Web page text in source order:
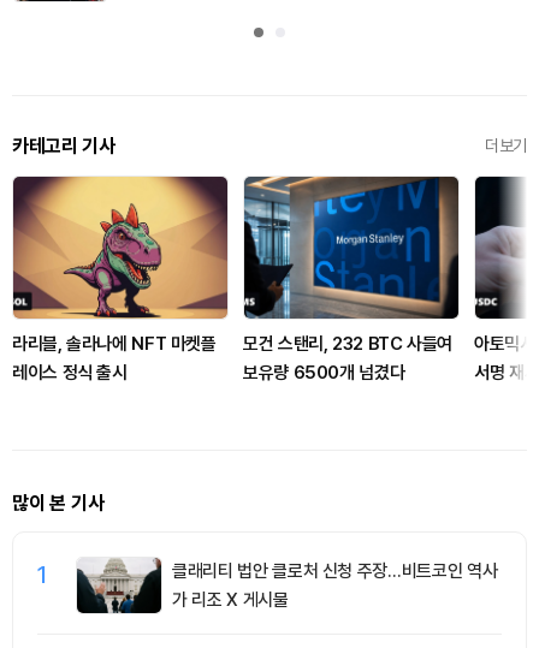
카테고리 기사 더보기
라리블, 솔라나에 NFT 마켓플
레이스 정식 출시
모건 스탠리, 232 BTC 사들여
보유량 6500개 넘겼다
아토믹
서명 재
많이 본 기사
1
클래리티 법안 클로처 신청 주장…비트코인 역사
가 리조 X 게시물